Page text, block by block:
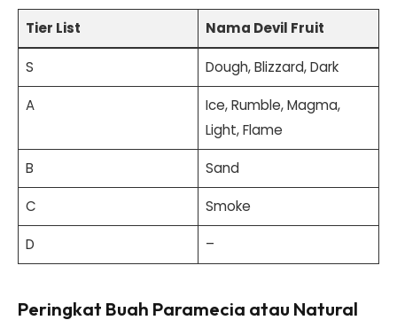
Tier List Nama Devil Fruit
S Dough, Blizzard, Dark
A
Ice, Rumble, Magma,
Light, Flame
B Sand
C Smoke
D –
Peringkat Buah Paramecia atau Natural